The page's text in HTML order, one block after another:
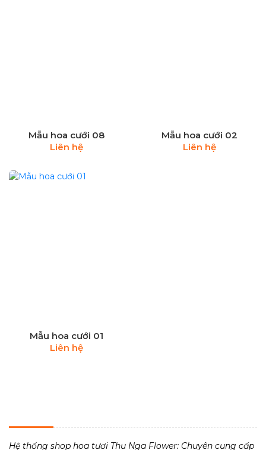
Mẫu hoa cưới 08
Liên hệ
Mẫu hoa cưới 02
Liên hệ
Mẫu hoa cưới 01
Liên hệ
Hệ thống shop hoa tươi Thu Nga Flower: Chuyên cung cấp